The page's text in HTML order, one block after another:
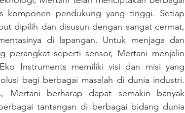
komponen pendukung yang tinggi. Setiap
dipilih dan disusun dengan sangat cermat,
di lapangan. Untuk menjaga dan
perangkat seperti sensor, Mertani menjalin
Instruments memiliki visi dan misi yang
bagi berbagai masalah di dunia industri.
Mertani berharap dapat semakin banyak
tantangan di berbagai bidang dunia